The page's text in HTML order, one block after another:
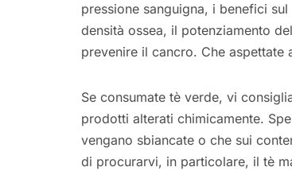
pressione sanguigna, i benefici
densità ossea, il potenziamento
prevenire il cancro. Che
Se consumate tè verde, vi
prodotti alterati chimicamente.
vengano sbiancate o che sui
di procurarvi, in particolare, il tè